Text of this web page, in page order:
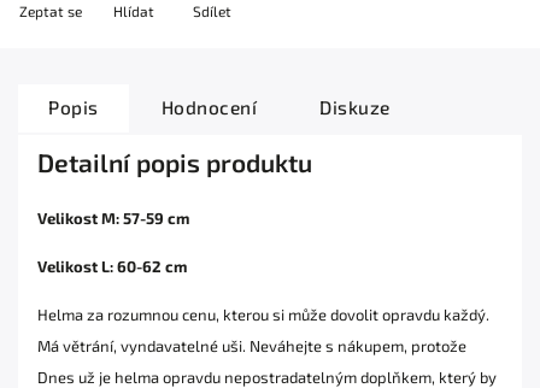
Zeptat se Hlídat Sdílet
Popis Hodnocení Diskuze
Detailní popis produktu
Velikost M: 57-59 cm
Velikost L: 60-62 cm
Helma za rozumnou cenu, kterou si může dovolit opravdu každý.
Má větrání, vyndavatelné uši. Neváhejte s nákupem, protože
Dnes už je helma opravdu nepostradatelným doplňkem, který by